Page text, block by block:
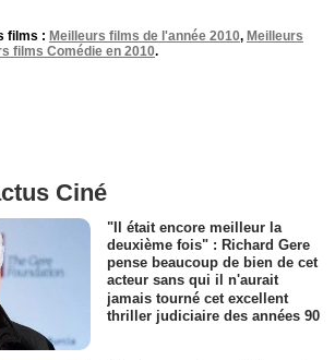
films : Meilleurs films de l'année 2010, Meilleurs
films Comédie en 2010.
Ciné
"Il était encore meilleur la
deuxième fois" : Richard Gere
pense beaucoup de bien de cet
acteur sans qui il n'aurait
jamais tourné cet excellent
thriller judiciaire des années 90